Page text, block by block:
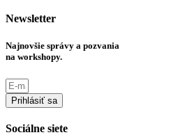
Newsletter
Najnovšie správy a pozvania
na workshopy.
Prihlásiť sa
Sociálne siete